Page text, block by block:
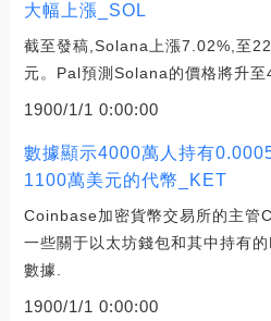
大幅上漲_SOL
截至發稿,Solana上漲7.02%,至
元。Pal預測Solana的價格將升至
1900/1/1 0:00:00
數據顯示4000萬人持有
1100萬美元的代幣_KET
Coinbase加密貨幣交易所的主管
一些關于以太坊錢包和其中持有
數據.
1900/1/1 0:00:00